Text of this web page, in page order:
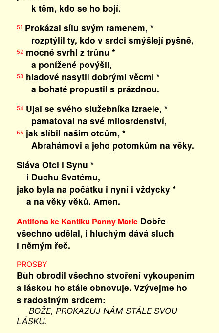
k těm, kdo se ho bojí.
51 Prokázal sílu svým ramenem, *
rozptýlil ty, kdo v srdci smýšlejí pyšně,
52 mocné svrhl z trůnu *
a ponížené povýšil,
53hladové nasytil dobrými věcmi *
a bohaté propustil s prázdnou.
54Ujal se svého služebníka Izraele, *
pamatoval na své milosrdenství,
55 jak slíbil našim otcům, *
Abrahámovi a jeho potomkům na věky.
Sláva Otci i Synu *
i Duchu Svatému,
jako byla na počátku i nyní i vždycky *
a na věky věků. Amen.
Antifona ke Kantiku Panny Marie Dobře
všechno udělal, i hluchým dává sluch
i němým řeč.
PROSBY
Bůh obrodil všechno stvoření vykoupením
a láskou ho stále obnovuje. Vzývejme ho
s radostným srdcem:
BOŽE, PROKAZUJ NÁM STÁLE SVOU
LÁSKU.